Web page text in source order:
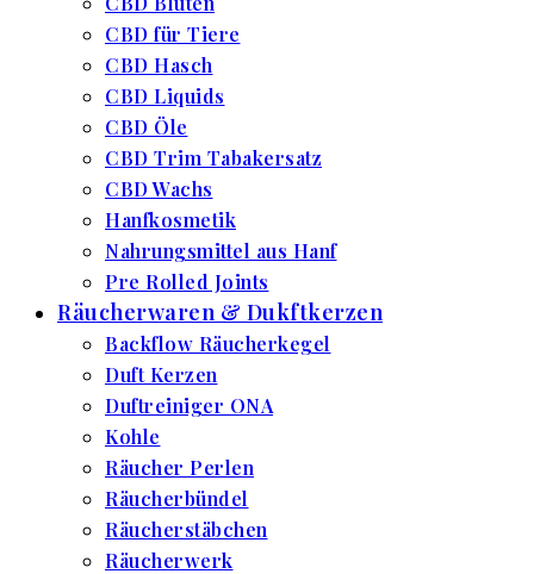
CBD für Tiere
CBD Hasch
CBD Liquids
CBD Öle
CBD Trim Tabakersatz
CBD Wachs
Hanfkosmetik
Nahrungsmittel aus Hanf
Pre Rolled Joints
Räucherwaren & Dukftkerzen
Backflow Räucherkegel
Duft Kerzen
Duftreiniger ONA
Kohle
Räucher Perlen
Räucherbündel
Räucherstäbchen
Räucherwerk